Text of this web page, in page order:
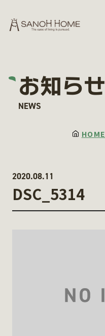
お知らせ
NEWS
HOME
2020.08.11
DSC_5314